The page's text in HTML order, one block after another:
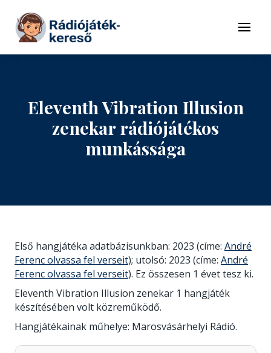
Tovább a tartalomhoz
Menü
Eleventh Vibration Illusion
zenekar rádiójátékos
munkássága
Első hangjátéka adatbázisunkban: 2023 (címe: André
Ferenc olvassa fel verseit); utolsó: 2023 (címe: André
Ferenc olvassa fel verseit). Ez összesen 1 évet tesz ki.
Eleventh Vibration Illusion zenekar 1 hangjáték
készítésében volt közreműködő.
Hangjátékainak műhelye: Marosvásárhelyi Rádió.